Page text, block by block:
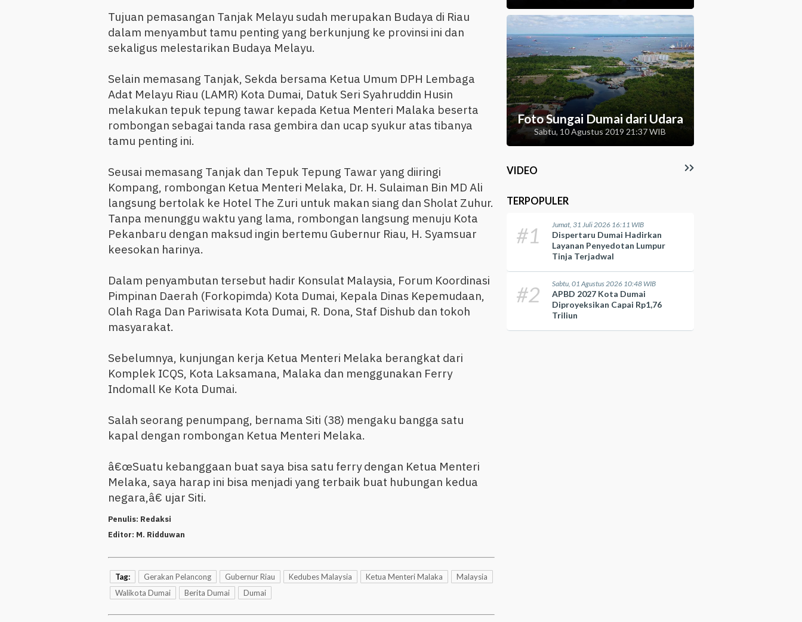
Tujuan pemasangan Tanjak Melayu sudah merupakan Budaya di Riau
dalam menyambut tamu penting yang berkunjung ke provinsi ini dan
sekaligus melestarikan Budaya Melayu.
Selain memasang Tanjak, Sekda bersama Ketua Umum DPH Lembaga
Adat Melayu Riau (LAMR) Kota Dumai, Datuk Seri Syahruddin Husin
melakukan tepuk tepung tawar kepada Ketua Menteri Malaka beserta
rombongan sebagai tanda rasa gembira dan ucap syukur atas tibanya
tamu penting ini.
Seusai memasang Tanjak dan Tepuk Tepung Tawar yang diiringi
Kompang, rombongan Ketua Menteri Melaka, Dr. H. Sulaiman Bin MD Ali
langsung bertolak ke Hotel The Zuri untuk makan siang dan Sholat Zuhur.
Tanpa menunggu waktu yang lama, rombongan langsung menuju Kota
Pekanbaru dengan maksud ingin bertemu Gubernur Riau, H. Syamsuar
keesokan harinya.
Dalam penyambutan tersebut hadir Konsulat Malaysia, Forum Koordinasi
Pimpinan Daerah (Forkopimda) Kota Dumai, Kepala Dinas Kepemudaan,
Olah Raga Dan Pariwisata Kota Dumai, R. Dona, Staf Dishub dan tokoh
masyarakat.
Sebelumnya, kunjungan kerja Ketua Menteri Melaka berangkat dari
Komplek ICQS, Kota Laksamana, Malaka dan menggunakan Ferry
Indomall Ke Kota Dumai.
Salah seorang penumpang, bernama Siti (38) mengaku bangga satu
kapal dengan rombongan Ketua Menteri Melaka.
â€œSuatu kebanggaan buat saya bisa satu ferry dengan Ketua Menteri
Melaka, saya harap ini bisa menjadi yang terbaik buat hubungan kedua
negara,â€ ujar Siti.
Penulis: Redaksi
Editor: M. Ridduwan
Tag: Gerakan Pelancong Gubernur Riau Kedubes Malaysia Ketua Menteri Malaka
Malaysia
Walikota Dumai
Berita Dumai Dumai
Foto Sungai Dumai dari Udara
Sabtu, 10 Agustus 2019 21:37 WIB
VIDEO
TERPOPULER
#1 Jumat, 31 Juli 2026 16:11 WIB
Dispertaru Dumai Hadirkan
Layanan Penyedotan Lumpur
Tinja Terjadwal
#2 Sabtu, 01 Agustus 2026 10:48 WIB
APBD 2027 Kota Dumai
Diproyeksikan Capai Rp1,76
Triliun